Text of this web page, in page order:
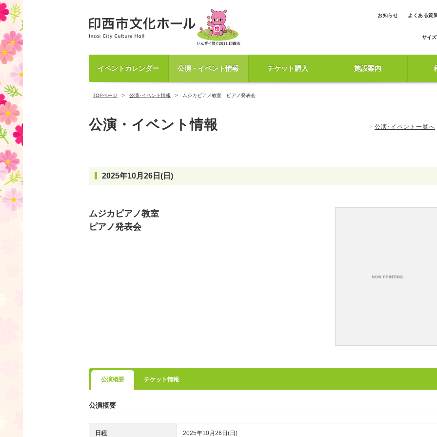
お知らせ よくある質
サイズ
イベントカレンダー 公演・イベント情報 チケット購入 施設案内
TOPページ 公演･イベント情報 ムジカピアノ教室 ピアノ発表会
公演・イベント情報 公演･イベント一覧へ
2025年10月26日(日)
ムジカピアノ教室
ピアノ発表会
公演概要 チケット情報
公演概要
日程 2025年10月26日(日)